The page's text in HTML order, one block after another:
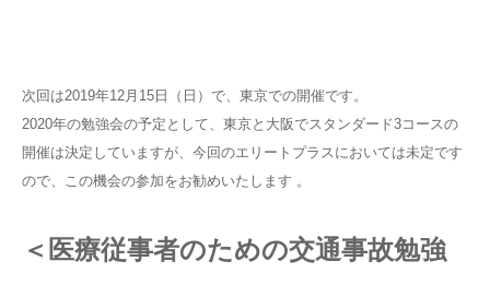
次回は2019年12月15日（日）で、東京での開催です。
2020年の勉強会の予定として、東京と大阪でスタンダード3コースの
開催は決定していますが、今回のエリートプラスにおいては未定です
ので、この機会の参加をお勧めいたします 。
＜医療従事者のための交通事故勉強